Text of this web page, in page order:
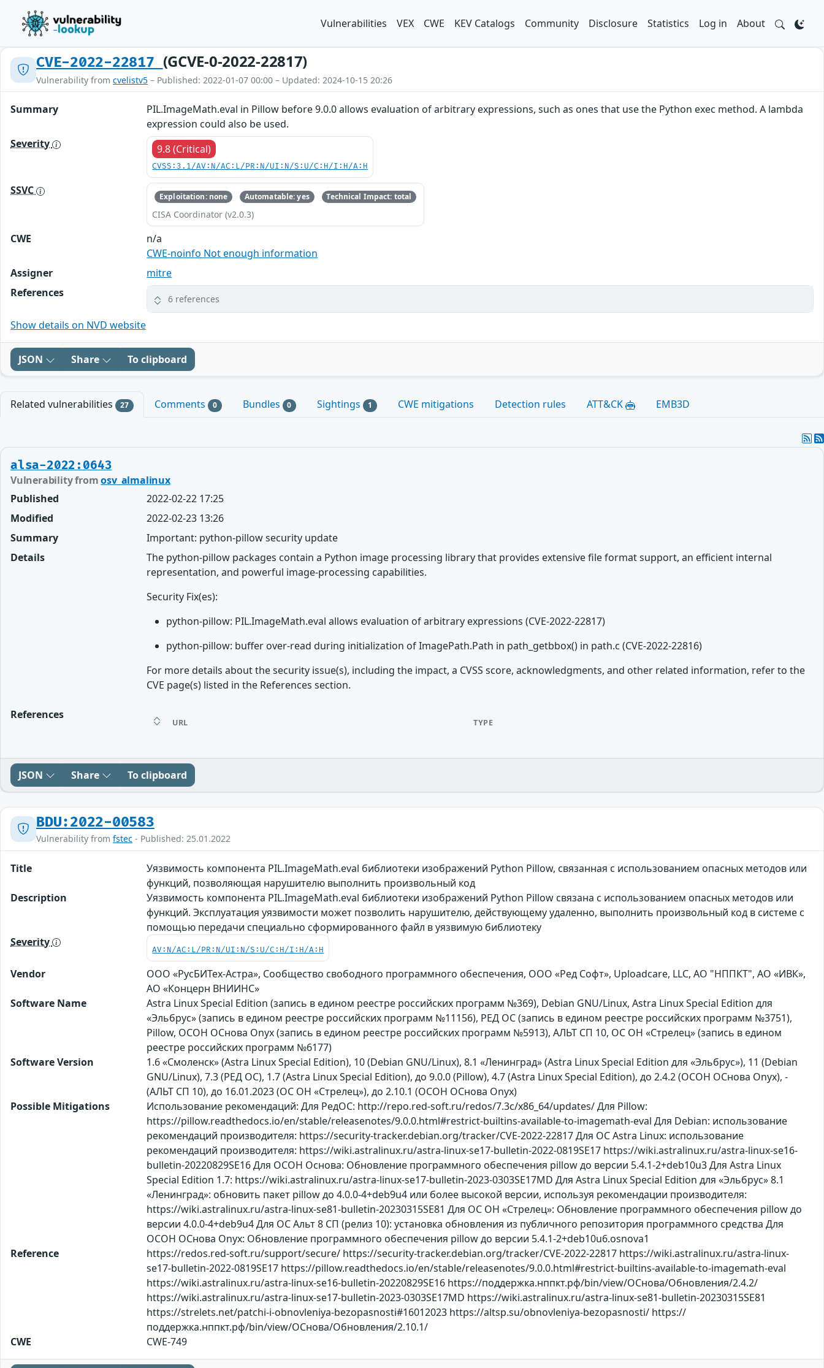
Vulnerabilities VEX CWE KEV Catalogs Community Disclosure Statistics Log in About
CVE-2022-22817 (GCVE-0-2022-22817)
Vulnerability from cvelistv5 – Published: 2022-01-07 00:00 – Updated: 2024-10-15 20:26
Summary
PIL.ImageMath.eval in Pillow before 9.0.0 allows evaluation of arbitrary expressions, such as ones that use the Python exec method. A lambda
expression could also be used.
Severity
9.8 (Critical)
CVSS:3.1/AV:N/AC:L/PR:N/UI:N/S:U/C:H/I:H/A:H
SSVC Exploitation: none Automatable: yes Technical Impact: total
CISA Coordinator (v2.0.3)
CWE
n/a
CWE-noinfo Not enough information
Assigner
mitre
References
6 references
Show details on NVD website
JSON Share To clipboard
Related vulnerabilities 27 Comments 0 Bundles 0 Sightings 1 CWE mitigations Detection rules ATT&CK EMB3D
alsa-2022:0643
Vulnerability fromosv_almalinux
Published
2022-02-22 17:25
Modified
2022-02-23 13:26
Summary
Important: python-pillow security update
Details
The python-pillow packages contain a Python image processing library that provides extensive file format support, an efficient internal
representation, and powerful image-processing capabilities.
Security Fix(es):
python-pillow: PIL.ImageMath.eval allows evaluation of arbitrary expressions (CVE-2022-22817)
python-pillow: buffer over-read during initialization of ImagePath.Path in path_getbbox() in path.c (CVE-2022-22816)
For more details about the security issue(s), including the impact, a CVSS score, acknowledgments, and other related information, refer to the
CVE page(s) listed in the References section.
References
URL TYPE
JSON Share To clipboard
BDU:2022-00583
Vulnerability from fstec - Published: 25.01.2022
Title
Уязвимость компонента PIL.ImageMath.eval библиотеки изображений Python Pillow, связанная с использованием опасных методов или
функций, позволяющая нарушителю выполнить произвольный код
Description
Уязвимость компонента PIL.ImageMath.eval библиотеки изображений Python Pillow связана с использованием опасных методов или
функций. Эксплуатация уязвимости может позволить нарушителю, действующему удаленно, выполнить произвольный код в системе с
помощью передачи специально сформированного файл в уязвимую библиотеку
Severity
AV:N/AC:L/PR:N/UI:N/S:U/C:H/I:H/A:H
Vendor
ООО «РусБИТех-Астра», Сообщество свободного программного обеспечения, ООО «Ред Софт», Uploadcare, LLC, АО "НППКТ", АО «ИВК»,
АО «Концерн ВНИИНС»
Software Name
Astra Linux Special Edition (запись в едином реестре российских программ №369), Debian GNU/Linux, Astra Linux Special Edition для
«Эльбрус» (запись в едином реестре российских программ №11156), РЕД ОС (запись в едином реестре российских программ №3751),
Pillow, ОСОН ОСнова Оnyx (запись в едином реестре российских программ №5913), АЛЬТ СП 10, ОС ОН «Стрелец» (запись в едином
реестре российских программ №6177)
Software Version
1.6 «Смоленск» (Astra Linux Special Edition), 10 (Debian GNU/Linux), 8.1 «Ленинград» (Astra Linux Special Edition для «Эльбрус»), 11 (Debian
GNU/Linux), 7.3 (РЕД ОС), 1.7 (Astra Linux Special Edition), до 9.0.0 (Pillow), 4.7 (Astra Linux Special Edition), до 2.4.2 (ОСОН ОСнова Оnyx), -
(АЛЬТ СП 10), до 16.01.2023 (ОС ОН «Стрелец»), до 2.10.1 (ОСОН ОСнова Оnyx)
Possible Mitigations
Использование рекомендаций: Для РедОС: http://repo.red-soft.ru/redos/7.3c/x86_64/updates/ Для Pillow:
https://pillow.readthedocs.io/en/stable/releasenotes/9.0.0.html#restrict-builtins-available-to-imagemath-eval Для Debian: использование
рекомендаций производителя: https://security-tracker.debian.org/tracker/CVE-2022-22817 Для ОС Astra Linux: использование
рекомендаций производителя: https://wiki.astralinux.ru/astra-linux-se17-bulletin-2022-0819SE17 https://wiki.astralinux.ru/astra-linux-se16-
bulletin-20220829SE16 Для ОСОН Основа: Обновление программного обеспечения pillow до версии 5.4.1-2+deb10u3 Для Astra Linux
Special Edition 1.7: https://wiki.astralinux.ru/astra-linux-se17-bulletin-2023-0303SE17MD Для Astra Linux Special Edition для «Эльбрус» 8.1
«Ленинград»: обновить пакет pillow до 4.0.0-4+deb9u4 или более высокой версии, используя рекомендации производителя:
https://wiki.astralinux.ru/astra-linux-se81-bulletin-20230315SE81 Для ОС ОН «Стрелец»: Обновление программного обеспечения pillow до
версии 4.0.0-4+deb9u4 Для ОС Альт 8 СП (релиз 10): установка обновления из публичного репозитория программного средства Для
ОСОН ОСнова Оnyx: Обновление программного обеспечения pillow до версии 5.4.1-2+deb10u6.osnova1
Reference
https://redos.red-soft.ru/support/secure/ https://security-tracker.debian.org/tracker/CVE-2022-22817 https://wiki.astralinux.ru/astra-linux-
se17-bulletin-2022-0819SE17 https://pillow.readthedocs.io/en/stable/releasenotes/9.0.0.html#restrict-builtins-available-to-imagemath-eval
https://wiki.astralinux.ru/astra-linux-se16-bulletin-20220829SE16 https://поддержка.нппкт.рф/bin/view/ОСнова/Обновления/2.4.2/
https://wiki.astralinux.ru/astra-linux-se17-bulletin-2023-0303SE17MD https://wiki.astralinux.ru/astra-linux-se81-bulletin-20230315SE81
https://strelets.net/patchi-i-obnovleniya-bezopasnosti#16012023 https://altsp.su/obnovleniya-bezopasnosti/ https://
поддержка.нппкт.рф/bin/view/ОСнова/Обновления/2.10.1/
CWE
CWE-749